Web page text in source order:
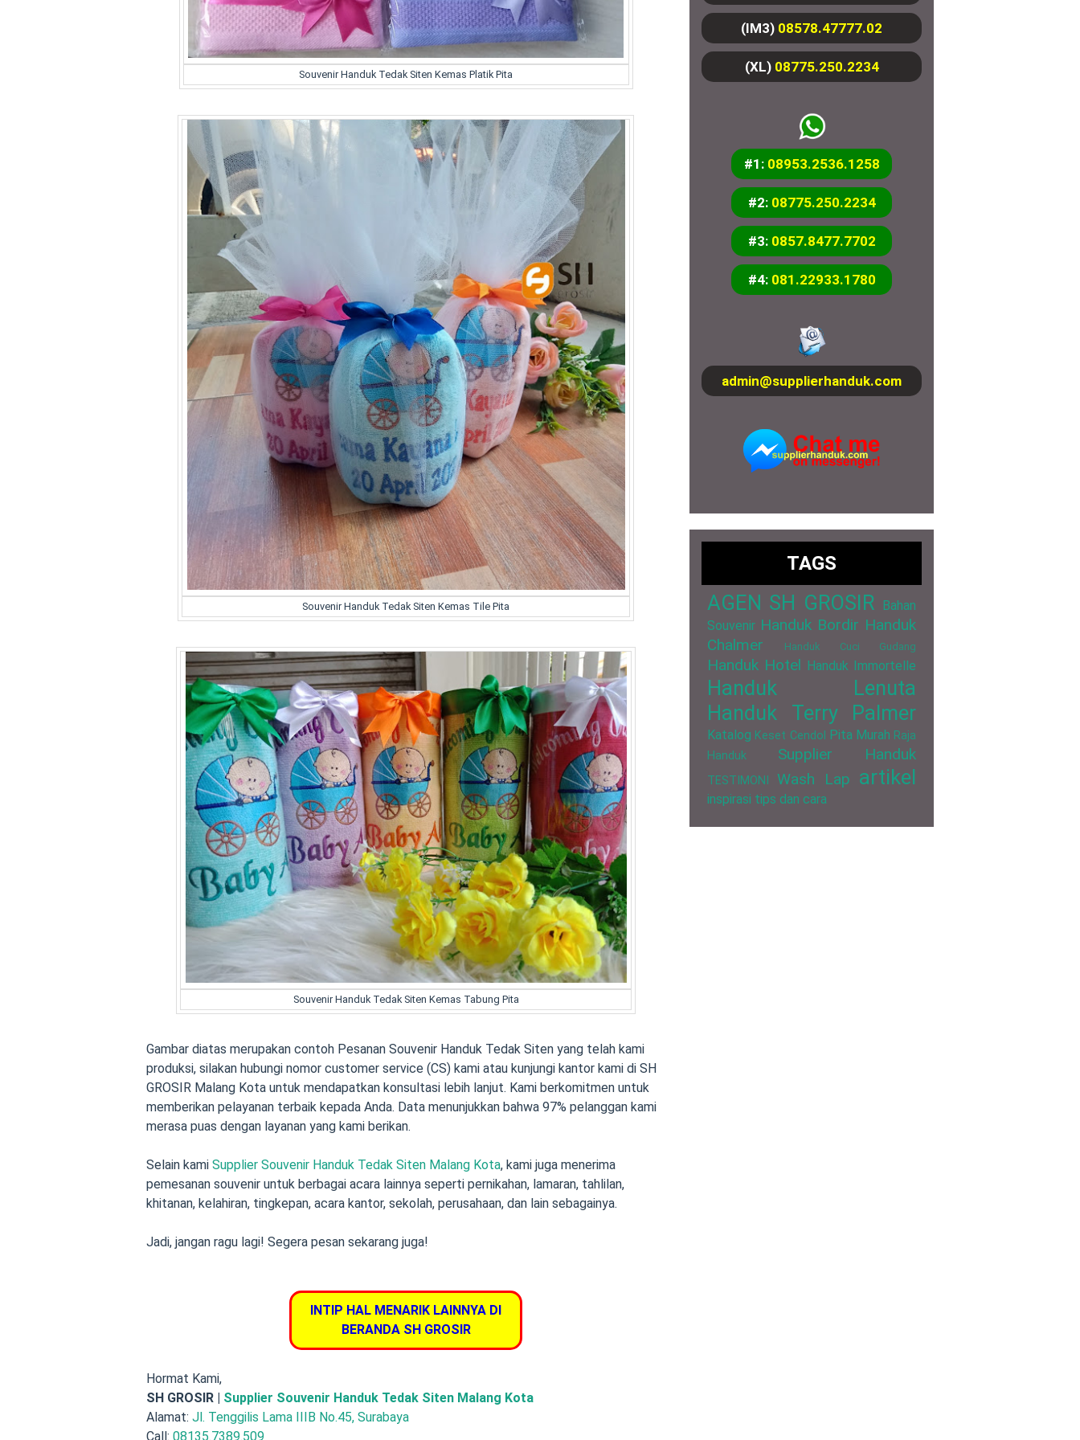
Souvenir Handuk Tedak Siten Kemas Platik Pita
Souvenir Handuk Tedak Siten Kemas Tile Pita
Souvenir Handuk Tedak Siten Kemas Tabung Pita
Gambar diatas merupakan contoh Pesanan Souvenir Handuk Tedak Siten yang telah kami
produksi, silakan hubungi nomor customer service (CS) kami atau kunjungi kantor kami di SH
GROSIR Malang Kota untuk mendapatkan konsultasi lebih lanjut. Kami berkomitmen untuk
memberikan pelayanan terbaik kepada Anda. Data menunjukkan bahwa 97% pelanggan kami
merasa puas dengan layanan yang kami berikan.
Selain kami Supplier Souvenir Handuk Tedak Siten Malang Kota, kami juga menerima
pemesanan souvenir untuk berbagai acara lainnya seperti pernikahan, lamaran, tahlilan,
khitanan, kelahiran, tingkepan, acara kantor, sekolah, perusahaan, dan lain sebagainya.
Jadi, jangan ragu lagi! Segera pesan sekarang juga!
INTIP HAL MENARIK LAINNYA DI
BERANDA SH GROSIR
Hormat Kami,
SH GROSIR | Supplier Souvenir Handuk Tedak Siten Malang Kota
Alamat: Jl. Tenggilis Lama IIIB No.45, Surabaya
Call: 08135.7389.509
(IM3) 08578.47777.02
(XL) 08775.250.2234
#1: 08953.2536.1258
#2: 08775.250.2234
#3: 0857.8477.7702
#4: 081.22933.1780
admin@supplierhanduk.com
TAGS
AGEN SH GROSIR Bahan
Souvenir Handuk Bordir Handuk
Chalmer
Handuk Cuci Gudang
Handuk Hotel Handuk Immortelle
Handuk Lenuta
Handuk Terry Palmer
Katalog Keset Cendol Pita Murah Raja
Handuk
Supplier Handuk
TESTIMONI Wash Lap artikel
inspirasi tips dan cara